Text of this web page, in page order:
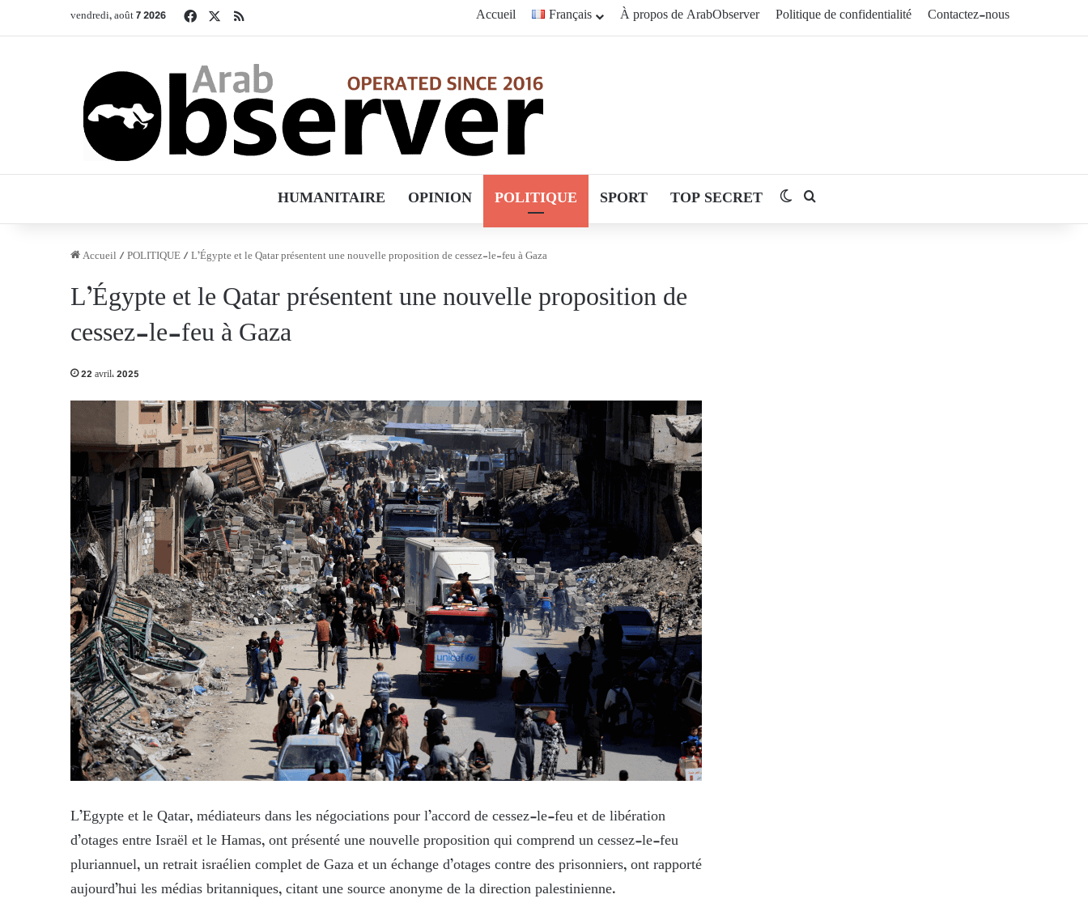
vendredi, août 7 2026 FacebookRSS Accueil Français À propos de ArabObserver Politique de confidentialité Contactez-nous
HUMANITAIRE OPINION POLITIQUE SPORT TOP SECRET Switch skin
Accueil /POLITIQUE/L’Égypte et le Qatar présentent une nouvelle proposition de cessez-le-feu à Gaza
L’Égypte et le Qatar présentent une nouvelle proposition de
cessez-le-feu à Gaza
22 avril، 2025
L’Egypte et le Qatar, médiateurs dans les négociations pour l’accord de cessez-le-feu et de libération
d’otages entre Israël et le Hamas, ont présenté une nouvelle proposition qui comprend un cessez-le-feu
pluriannuel, un retrait israélien complet de Gaza et un échange d’otages contre des prisonniers, ont rapporté
aujourd’hui les médias britanniques, citant une source anonyme de la direction palestinienne.